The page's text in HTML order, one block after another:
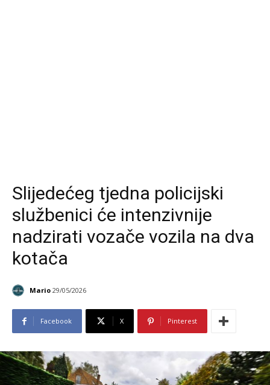
Slijedećeg tjedna policijski
službenici će intenzivnije
nadzirati vozače vozila na dva
kotača
Mario 29/05/2026
Facebook X Pinterest